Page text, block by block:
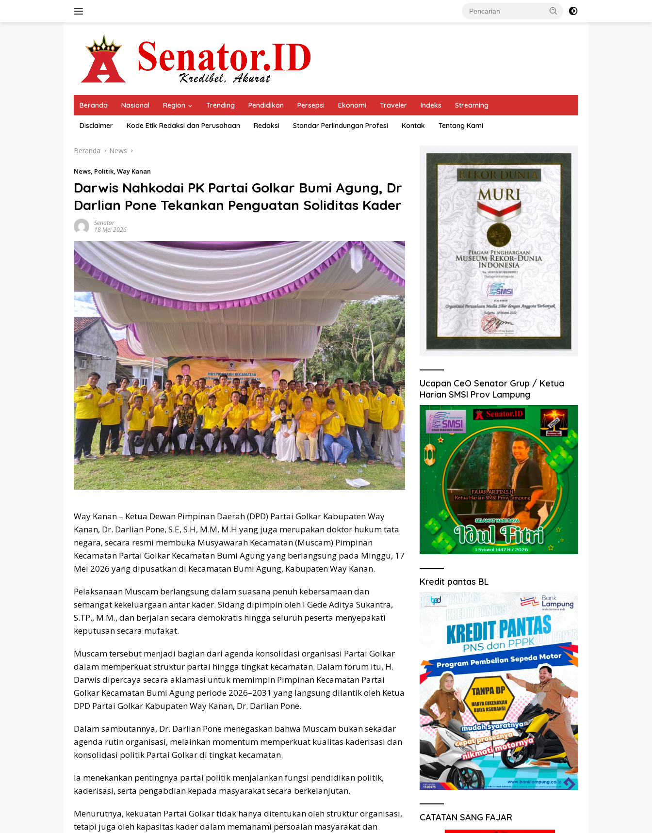
Beranda Nasional Region Trending Pendidikan Persepsi Ekonomi Traveler Indeks Streaming
Disclaimer Kode Etik Redaksi dan Perusahaan Redaksi Standar Perlindungan Profesi Kontak Tentang Kami
Beranda News
News, Politik, Way Kanan
Darwis Nahkodai PK Partai Golkar Bumi Agung, Dr
Darlian Pone Tekankan Penguatan Soliditas Kader
Senator
18 Mei 2026
Way Kanan – Ketua Dewan Pimpinan Daerah (DPD) Partai Golkar Kabupaten Way
Kanan, Dr. Darlian Pone, S.E, S.H, M.M, M.H yang juga merupakan doktor hukum tata
negara, secara resmi membuka Musyawarah Kecamatan (Muscam) Pimpinan
Kecamatan Partai Golkar Kecamatan Bumi Agung yang berlangsung pada Minggu, 17
Mei 2026 yang dipusatkan di Kecamatan Bumi Agung, Kabupaten Way Kanan.
Pelaksanaan Muscam berlangsung dalam suasana penuh kebersamaan dan
semangat kekeluargaan antar kader. Sidang dipimpin oleh I Gede Aditya Sukantra,
S.TP., M.M., dan berjalan secara demokratis hingga seluruh peserta menyepakati
keputusan secara mufakat.
Muscam tersebut menjadi bagian dari agenda konsolidasi organisasi Partai Golkar
dalam memperkuat struktur partai hingga tingkat kecamatan. Dalam forum itu, H.
Darwis dipercaya secara aklamasi untuk memimpin Pimpinan Kecamatan Partai
Golkar Kecamatan Bumi Agung periode 2026–2031 yang langsung dilantik oleh Ketua
DPD Partai Golkar Kabupaten Way Kanan, Dr. Darlian Pone.
Dalam sambutannya, Dr. Darlian Pone menegaskan bahwa Muscam bukan sekadar
agenda rutin organisasi, melainkan momentum memperkuat kualitas kaderisasi dan
konsolidasi politik Partai Golkar di tingkat kecamatan.
Ia menekankan pentingnya partai politik menjalankan fungsi pendidikan politik,
kaderisasi, serta pengabdian kepada masyarakat secara berkelanjutan.
Menurutnya, kekuatan Partai Golkar tidak hanya ditentukan oleh struktur organisasi,
tetapi juga oleh kapasitas kader dalam memahami persoalan masyarakat dan
Ucapan CeO Senator Grup / Ketua
Harian SMSI Prov Lampung
Kredit pantas BL
CATATAN SANG FAJAR